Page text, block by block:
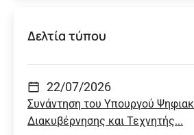
Δελτία τύπου
22/07/2026
Συνάντηση του Υπουργού
Διακυβέρνησης και Τεχνητής...